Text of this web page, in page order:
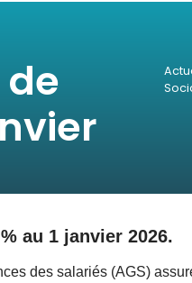
de
au 1 janvier 2026.
des salariés (AGS)